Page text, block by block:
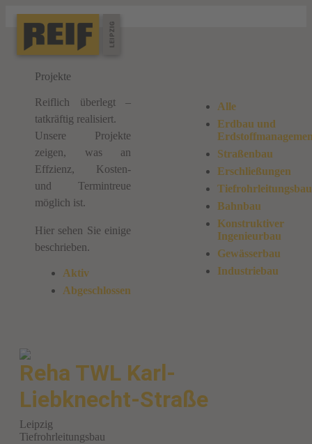
Projekte
Reiflich überlegt –
tatkräftig realisiert.
Unsere Projekte
zeigen, was an
Effzienz, Kosten-
und Termintreue
möglich ist.
Hier sehen Sie einige
beschrieben.
Aktiv
Abgeschlossen
Alle
Erdbau und
Straßenbau
Erschließungen
Tiefrohrleitungsbau
Bahnbau
Konstruktiver
Ingenieurbau
Gewässerbau
Industriebau
Reha TWL Karl-
Liebknecht-Straße
Leipzig
Tiefrohrleitungsbau